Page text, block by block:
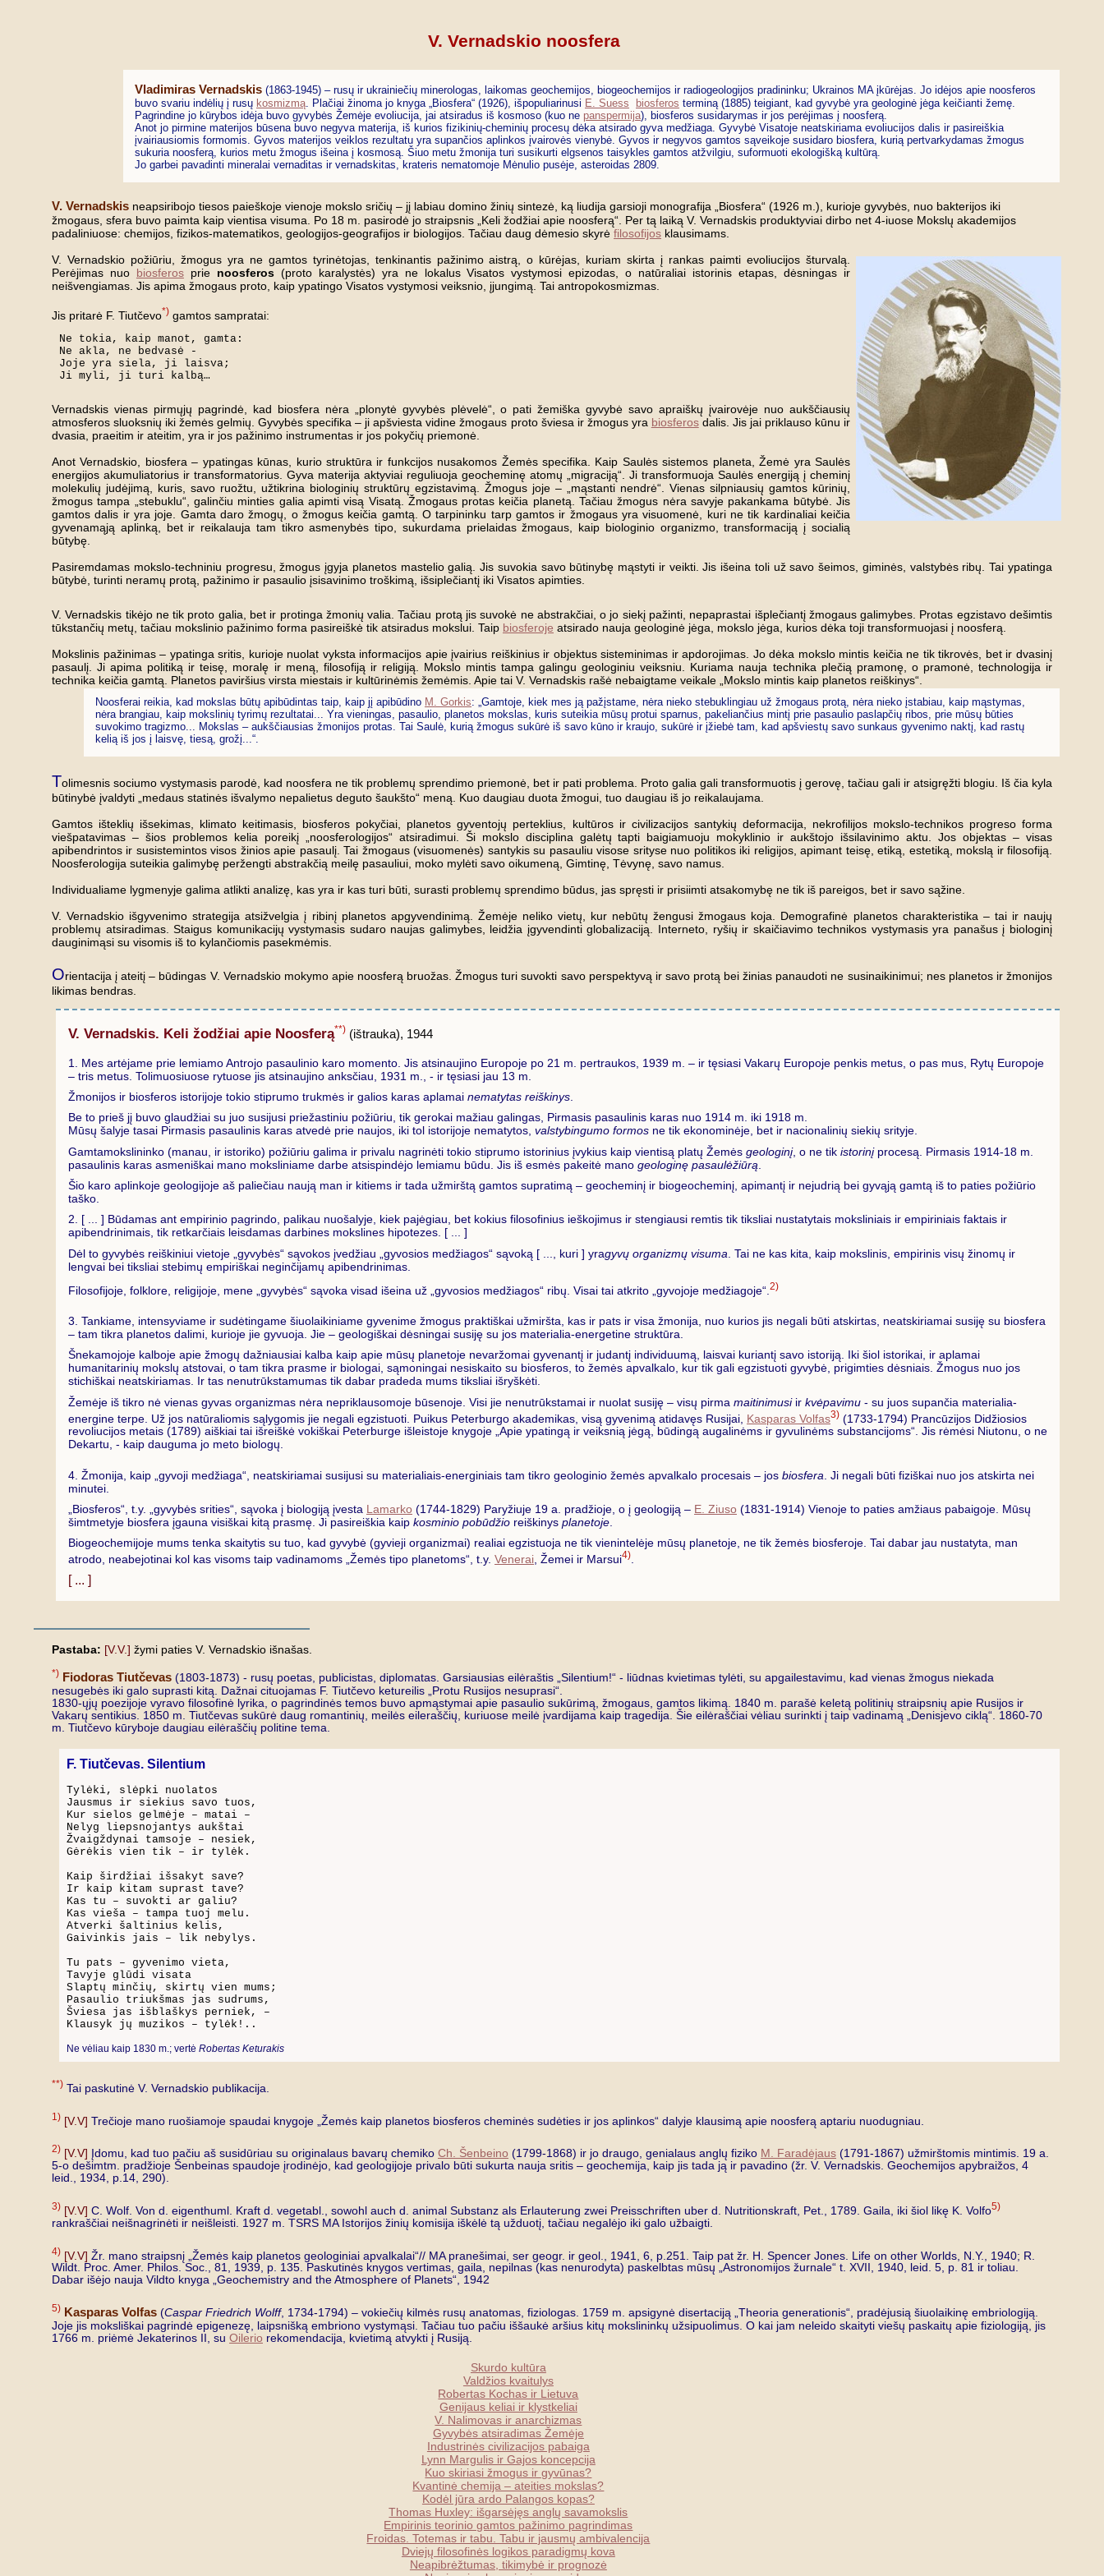
V. Vernadskio noosfera
Vladimiras Vernadskis (1863-1945) – rusų ir ukrainiečių minerologas, laikomas geochemijos, biogeochemijos ir radiogeologijos pradininku; Ukrainos MA įkūrėjas. Jo idėjos apie noosferos
buvo svariu indėlių į rusų kosmizmą . Plačiai žinoma jo knyga „Biosfera“ (1926), išpopuliarinusi E. Suess biosferos terminą (1885) teigiant, kad gyvybė yra geologinė jėga keičianti žemę.
Pagrindine jo kūrybos idėja buvo gyvybės Žemėje evoliucija, jai atsiradus iš kosmoso (kuo ne panspermija), biosferos susidarymas ir jos perėjimas į noosferą.
Anot jo pirmine materijos būsena buvo negyva materija, iš kurios fizikinių-cheminių procesų dėka atsirado gyva medžiaga. Gyvybė Visatoje neatskiriama evoliucijos dalis ir pasireiškia
įvairiausiomis formomis. Gyvos materijos veiklos rezultatu yra supančios aplinkos įvairovės vienybė. Gyvos ir negyvos gamtos sąveikoje susidaro biosfera, kurią pertvarkydamas žmogus
sukuria noosferą, kurios metu žmogus išeina į kosmosą. Šiuo metu žmonija turi susikurti elgsenos taisykles gamtos atžvilgiu, suformuoti ekologišką kultūrą.
Jo garbei pavadinti mineralai vernaditas ir vernadskitas, krateris nematomoje Mėnulio pusėje, asteroidas 2809.
V. Vernadskis neapsiribojo tiesos paieškoje vienoje mokslo sričių – jį labiau domino žinių sintezė, ką liudija garsioji monografija „Biosfera“ (1926 m.), kurioje gyvybės, nuo bakterijos iki
žmogaus, sfera buvo paimta kaip vientisa visuma. Po 18 m. pasirodė jo straipsnis „Keli žodžiai apie noosferą“. Per tą laiką V. Vernadskis produktyviai dirbo net 4-iuose Mokslų akademijos
padaliniuose: chemijos, fizikos-matematikos, geologijos-geografijos ir biologijos. Tačiau daug dėmesio skyrė filosofijos klausimams.
V. Vernadskio požiūriu, žmogus yra ne gamtos tyrinėtojas, tenkinantis pažinimo aistrą, o kūrėjas, kuriam skirta į rankas paimti evoliucijos šturvalą.
Perėjimas nuo biosferosprie noosferos(proto karalystės) yra ne lokalus Visatos vystymosi epizodas, o natūraliai istorinis etapas, dėsningas ir
neišvengiamas. Jis apima žmogaus proto, kaip ypatingo Visatos vystymosi veiksnio, įjungimą. Tai antropokosmizmas.
Jis pritarė F. Tiutčevo*) gamtos sampratai:
Ne tokia, kaip manot, gamta:
Ne akla, ne bedvasė -
Joje yra siela, ji laisva;
Vernadskis vienas pirmųjų pagrindė, kad biosfera nėra „plonytė gyvybės plėvelė“, o pati žemiška gyvybė savo apraiškų įvairovėje nuo aukščiausių
atmosferos sluoksnių iki žemės gelmių. Gyvybės specifika – ji apšviesta vidine žmogaus proto šviesa ir žmogus yra biosferosdalis. Jis jai priklauso kūnu ir
dvasia, praeitim ir ateitim, yra ir jos pažinimo instrumentas ir jos pokyčių priemonė.
Anot Vernadskio, biosfera – ypatingas kūnas, kurio struktūra ir funkcijos nusakomos Žemės specifika. Kaip Saulės sistemos planeta, Žemė yra Saulės
energijos akumuliatorius ir transformatorius. Gyva materija aktyviai reguliuoja geocheminę atomų „migraciją“. Ji transformuoja Saulės energiją į cheminį
molekulių judėjimą, kuris, savo ruožtu, užtikrina biologinių struktūrų egzistavimą. Žmogus joje – „mąstanti nendrė“. Vienas silpniausių gamtos kūrinių,
žmogus tampa „stebuklu“, galinčiu minties galia apimti visą Visatą. Žmogaus protas keičia planetą. Tačiau žmogus nėra savyje pakankama būtybė. Jis
gamtos dalis ir yra joje. Gamta daro žmogų, o žmogus keičia gamtą. O tarpininku tarp gamtos ir žmogaus yra visuomenė, kuri ne tik kardinaliai keičia
gyvenamąją aplinką, bet ir reikalauja tam tikro asmenybės tipo, sukurdama prielaidas žmogaus, kaip biologinio organizmo, transformaciją į socialią
būtybę.
Pasiremdamas mokslo-techniniu progresu, žmogus įgyja planetos mastelio galią. Jis suvokia savo būtinybę mąstyti ir veikti. Jis išeina toli už savo šeimos, giminės, valstybės ribų. Tai ypatinga
būtybė, turinti neramų protą, pažinimo ir pasaulio įsisavinimo troškimą, išsiplečiantį iki Visatos apimties.
V. Vernadskis tikėjo ne tik proto galia, bet ir protinga žmonių valia. Tačiau protą jis suvokė ne abstrakčiai, o jo siekį pažinti, nepaprastai išplečiantį žmogaus galimybes. Protas egzistavo dešimtis
tūkstančių metų, tačiau mokslinio pažinimo forma pasireiškė tik atsiradus mokslui. Taip biosferoje atsirado nauja geologinė jėga, mokslo jėga, kurios dėka toji transformuojasi į noosferą.
Mokslinis pažinimas – ypatinga sritis, kurioje nuolat vyksta informacijos apie įvairius reiškinius ir objektus sisteminimas ir apdorojimas. Jo dėka mokslo mintis keičia ne tik tikrovės, bet ir dvasinį
pasaulį. Ji apima politiką ir teisę, moralę ir meną, filosofiją ir religiją. Mokslo mintis tampa galingu geologiniu veiksniu. Kuriama nauja technika plečią pramonę, o pramonė, technologija ir
technika keičia gamtą. Planetos paviršius virsta miestais ir kultūrinėmis žemėmis. Apie tai V. Vernadskis rašė nebaigtame veikale „Mokslo mintis kaip planetos reiškinys“.
Noosferai reikia, kad mokslas būtų apibūdintas taip, kaip jį apibūdino M. Gorkis: „Gamtoje, kiek mes ją pažįstame, nėra nieko stebuklingiau už žmogaus protą, nėra nieko įstabiau, kaip mąstymas,
nėra brangiau, kaip mokslinių tyrimų rezultatai... Yra vieningas, pasaulio, planetos mokslas, kuris suteikia mūsų protui sparnus, pakeliančius mintį prie pasaulio paslapčių ribos, prie mūsų būties
suvokimo tragizmo... Mokslas – aukščiausias žmonijos protas. Tai Saulė, kurią žmogus sukūrė iš savo kūno ir kraujo, sukūrė ir įžiebė tam, kad apšviestų savo sunkaus gyvenimo naktį, kad rastų
kelią iš jos į laisvę, tiesą, grožį...“.
Tolimesnis sociumo vystymasis parodė, kad noosfera ne tik problemų sprendimo priemonė, bet ir pati problema. Proto galia gali transformuotis į gerovę, tačiau gali ir atsigręžti blogiu. Iš čia kyla
būtinybė įvaldyti „medaus statinės išvalymo nepalietus deguto šaukšto“ meną. Kuo daugiau duota žmogui, tuo daugiau iš jo reikalaujama.
Gamtos išteklių išsekimas, klimato keitimasis, biosferos pokyčiai, planetos gyventojų perteklius, kultūros ir civilizacijos santykių deformacija, nekrofilijos mokslo-technikos progreso forma
viešpatavimas – šios problemos kelia poreikį „noosferologijos“ atsiradimui. Ši mokslo disciplina galėtų tapti baigiamuoju mokyklinio ir aukštojo išsilavinimo aktu. Jos objektas – visas
apibendrintos ir susistemintos visos žinios apie pasaulį. Tai žmogaus (visuomenės) santykis su pasauliu visose srityse nuo politikos iki religijos, apimant teisę, etiką, estetiką, mokslą ir filosofiją.
Noosferologija suteikia galimybę peržengti abstrakčią meilę pasauliui, moko mylėti savo oikumeną, Gimtinę, Tėvynę, savo namus.
Individualiame lygmenyje galima atlikti analizę, kas yra ir kas turi būti, surasti problemų sprendimo būdus, jas spręsti ir prisiimti atsakomybę ne tik iš pareigos, bet ir savo sąžine.
V. Vernadskio išgyvenimo strategija atsižvelgia į ribinį planetos apgyvendinimą. Žemėje neliko vietų, kur nebūtų žengusi žmogaus koja. Demografinė planetos charakteristika – tai ir naujų
problemų atsiradimas. Staigus komunikacijų vystymasis sudaro naujas galimybes, leidžia įgyvendinti globalizaciją. Interneto, ryšių ir skaičiavimo technikos vystymasis yra panašus į biologinį
dauginimąsi su visomis iš to kylančiomis pasekmėmis.
Orientacija į ateitį – būdingas V. Vernadskio mokymo apie noosferą bruožas. Žmogus turi suvokti savo perspektyvą ir savo protą bei žinias panaudoti ne susinaikinimui; nes planetos ir žmonijos
likimas bendras.
V. Vernadskis. Keli žodžiai apie Noosferą**) (ištrauka), 1944
1. Mes artėjame prie lemiamo Antrojo pasaulinio karo momento. Jis atsinaujino Europoje po 21 m. pertraukos, 1939 m. – ir tęsiasi Vakarų Europoje penkis metus, o pas mus, Rytų Europoje
– tris metus. Tolimuosiuose rytuose jis atsinaujino anksčiau, 1931 m., - ir tęsiasi jau 13 m.
Žmonijos ir biosferos istorijoje tokio stiprumo trukmės ir galios karas aplamai nematytas reiškinys
Be to prieš jį buvo glaudžiai su juo susijusi priežastiniu požiūriu, tik gerokai mažiau galingas, Pirmasis pasaulinis karas nuo 1914 m. iki 1918 m.
Mūsų šalyje tasai Pirmasis pasaulinis karas atvedė prie naujos, iki tol istorijoje nematytos, valstybingumo formos ne tik ekonominėje, bet ir nacionalinių siekių srityje.
Gamtamokslininko (manau, ir istoriko) požiūriu galima ir privalu nagrinėti tokio stiprumo istorinius įvykius kaip vientisą platų Žemės geologinį, o ne tik istorinįprocesą. Pirmasis 1914-18 m.
pasaulinis karas asmeniškai mano moksliniame darbe atsispindėjo lemiamu būdu. Jis iš esmės pakeitė mano geologinę pasaulėžiūrą
Šio karo aplinkoje geologijoje aš paliečiau naują man ir kitiems ir tada užmirštą gamtos supratimą – geocheminį ir biogeocheminį, apimantį ir nejudrią bei gyvąją gamtą iš to paties požiūrio
taško.
2. [ ... ] Būdamas ant empirinio pagrindo, palikau nuošalyje, kiek pajėgiau, bet kokius filosofinius ieškojimus ir stengiausi remtis tik tiksliai nustatytais moksliniais ir empiriniais faktais ir
apibendrinimais, tik retkarčiais leisdamas darbines mokslines hipotezes. [ ... ]
Dėl to gyvybės reiškiniui vietoje „gyvybės“ sąvokos įvedžiau „gyvosios medžiagos“ sąvoką [ ..., kuri ] yragyvų organizmų visuma . Tai ne kas kita, kaip mokslinis, empirinis visų žinomų ir
lengvai bei tiksliai stebimų empiriškai neginčijamų apibendrinimas.
Filosofijoje, folklore, religijoje, mene „gyvybės“ sąvoka visad išeina už „gyvosios medžiagos“ ribų. Visai tai atkrito „gyvojoje medžiagoje“. 2)
3. Tankiame, intensyviame ir sudėtingame šiuolaikiniame gyvenime žmogus praktiškai užmiršta, kas ir pats ir visa žmonija, nuo kurios jis negali būti atskirtas, neatskiriamai susiję su biosfera
– tam tikra planetos dalimi, kurioje jie gyvuoja. Jie – geologiškai dėsningai susiję su jos materialia-energetine struktūra.
Šnekamojoje kalboje apie žmogų dažniausiai kalba kaip apie mūsų planetoje nevaržomai gyvenantį ir judantį individuumą, laisvai kuriantį savo istoriją. Iki šiol istorikai, ir aplamai
humanitarinių mokslų atstovai, o tam tikra prasme ir biologai, sąmoningai nesiskaito su biosferos, to žemės apvalkalo, kur tik gali egzistuoti gyvybė, prigimties dėsniais. Žmogus nuo jos
stichiškai neatskiriamas. Ir tas nenutrūkstamumas tik dabar pradeda mums tiksliai išryškėti.
Žemėje iš tikro nė vienas gyvas organizmas nėra nepriklausomoje būsenoje. Visi jie nenutrūkstamai ir nuolat susiję – visų pirma maitinimusiir kvėpavimu - su juos supančia materialia-
energine terpe. Už jos natūraliomis sąlygomis jie negali egzistuoti. Puikus Peterburgo akademikas, visą gyvenimą atidavęs Rusijai, Kasparas Volfas3) (1733-1794) Prancūzijos Didžiosios
revoliucijos metais (1789) aiškiai tai išreiškė vokiškai Peterburge išleistoje knygoje „Apie ypatingą ir veiksnią jėgą, būdingą augalinėms ir gyvulinėms substancijoms“. Jis rėmėsi Niutonu, o ne
Dekartu, - kaip dauguma jo meto biologų.
4. Žmonija, kaip „gyvoji medžiaga“, neatskiriamai susijusi su materialiais-energiniais tam tikro geologinio žemės apvalkalo procesais – jos biosfera . Ji negali būti fiziškai nuo jos atskirta nei
minutei.
„Biosferos“, t.y. „gyvybės srities“, sąvoka į biologiją įvesta Lamarko (1744-1829) Paryžiuje 19 a. pradžioje, o į geologiją – E. Ziuso (1831-1914) Vienoje to paties amžiaus pabaigoje. Mūsų
šimtmetyje biosfera įgauna visiškai kitą prasmę. Ji pasireiškia kaip kosminio pobūdžio reiškinys planetoje
Biogeochemijoje mums tenka skaitytis su tuo, kad gyvybė (gyvieji organizmai) realiai egzistuoja ne tik vienintelėje mūsų planetoje, ne tik žemės biosferoje. Tai dabar jau nustatyta, man
atrodo, neabejotinai kol kas visoms taip vadinamoms „Žemės tipo planetoms“, t.y. Venerai , Žemei ir Marsui4)
[ ... ]
Pastaba: [V.V.] žymi paties V. Vernadskio išnašas.
*) Fiodoras Tiutčevas (1803-1873) - rusų poetas, publicistas, diplomatas. Garsiausias eilėraštis „Silentium!“ - liūdnas kvietimas tylėti, su apgailestavimu, kad vienas žmogus niekada
nesugebės iki galo suprasti kitą. Dažnai cituojamas F. Tiutčevo ketureilis „Protu Rusijos nesuprasi“.
1830-ųjų poezijoje vyravo filosofinė lyrika, o pagrindinės temos buvo apmąstymai apie pasaulio sukūrimą, žmogaus, gamtos likimą. 1840 m. parašė keletą politinių straipsnių apie Rusijos ir
Vakarų sentikius. 1850 m. Tiutčevas sukūrė daug romantinių, meilės eileraščių, kuriuose meilė įvardijama kaip tragedija. Šie eilėraščiai vėliau surinkti į taip vadinamą „Denisjevo ciklą“. 1860-70
m. Tiutčevo kūryboje daugiau eilėraščių politine tema.
F. Tiutčevas. Silentium
Tylėki, slėpki nuolatos
Jausmus ir siekius savo tuos,
Kur sielos gelmėje – matai –
Nelyg liepsnojantys aukštai
Žvaigždynai tamsoje – nesiek,
Gėrėkis vien tik – ir tylėk.
Kaip širdžiai išsakyt save?
Ir kaip kitam suprast tave?
Kas tu – suvokti ar galiu?
Kas vieša – tampa tuoj melu.
Atverki šaltinius kelis,
Gaivinkis jais – lik nebylys.
Tu pats – gyvenimo vieta,
Tavyje glūdi visata
Slaptų minčių, skirtų vien mums;
Pasaulio triukšmas jas sudrums,
Šviesa jas išblaškys perniek, –
Klausyk jų muzikos – tylėk!..
Ne vėliau kaip 1830 m.; vertė Robertas Keturakis
**) Tai paskutinė V. Vernadskio publikacija.
1) [V.V] Trečioje mano ruošiamoje spaudai knygoje „Žemės kaip planetos biosferos cheminės sudėties ir jos aplinkos“ dalyje klausimą apie noosferą aptariu nuodugniau.
2) [V.V] Įdomu, kad tuo pačiu aš susidūriau su originalaus bavarų chemiko Ch. Šenbeino (1799-1868) ir jo draugo, genialaus anglų fiziko M. Faradėjaus (1791-1867) užmirštomis mintimis. 19 a.
5-o dešimtm. pradžioje Šenbeinas spaudoje įrodinėjo, kad geologijoje privalo būti sukurta nauja sritis – geochemija, kaip jis tada ją ir pavadino (žr. V. Vernadskis. Geochemijos apybraižos, 4
leid., 1934, p.14, 290).
3) [V.V] C. Wolf. Von d. eigenthuml. Kraft d. vegetabl., sowohl auch d. animal Substanz als Erlauterung zwei Preisschriften uber d. Nutritionskraft, Pet., 1789. Gaila, iki šiol likę K. Volfo5)
rankraščiai neišnagrinėti ir neišleisti. 1927 m. TSRS MA Istorijos žinių komisija iškėlė tą užduotį, tačiau negalėjo iki galo užbaigti.
4) [V.V] Žr. mano straipsnį „Žemės kaip planetos geologiniai apvalkalai“// MA pranešimai, ser geogr. ir geol., 1941, 6, p.251. Taip pat žr. H. Spencer Jones. Life on other Worlds, N.Y., 1940; R.
Wildt. Proc. Amer. Philos. Soc., 81, 1939, p. 135. Paskutinės knygos vertimas, gaila, nepilnas (kas nenurodyta) paskelbtas mūsų „Astronomijos žurnale“ t. XVII, 1940, leid. 5, p. 81 ir toliau.
Dabar išėjo nauja Vildto knyga „Geochemistry and the Atmosphere of Planets“, 1942
5) Kasparas Volfas (Caspar Friedrich Wolff, 1734-1794) – vokiečių kilmės rusų anatomas, fiziologas. 1759 m. apsigynė disertaciją „Theoria generationis“, pradėjusią šiuolaikinę embriologiją.
Joje jis moksliškai pagrindė epigenezę, laipsnišką embriono vystymąsi. Tačiau tuo pačiu iššaukė aršius kitų mokslininkų užsipuolimus. O kai jam neleido skaityti viešų paskaitų apie fiziologiją, jis
1766 m. priėmė Jekaterinos II, su Oilerio rekomendacija, kvietimą atvykti į Rusiją.
Skurdo kultūra
Valdžios kvaitulys
Robertas Kochas ir Lietuva
Genijaus keliai ir klystkeliai
V. Nalimovas ir anarchizmas
Gyvybės atsiradimas Žemėje
Industrinės civilizacijos pabaiga
Lynn Margulis ir Gajos koncepcija
Kuo skiriasi žmogus ir gyvūnas?
Kvantinė chemija – ateities mokslas?
Kodėl jūra ardo Palangos kopas?
Thomas Huxley: išgarsėjęs anglų savamokslis
Empirinis teorinio gamtos pažinimo pagrindimas
Froidas. Totemas ir tabu. Tabu ir jausmų ambivalencija
Dviejų filosofinės logikos paradigmų kova
Neapibrėžtumas, tikimybė ir prognozė